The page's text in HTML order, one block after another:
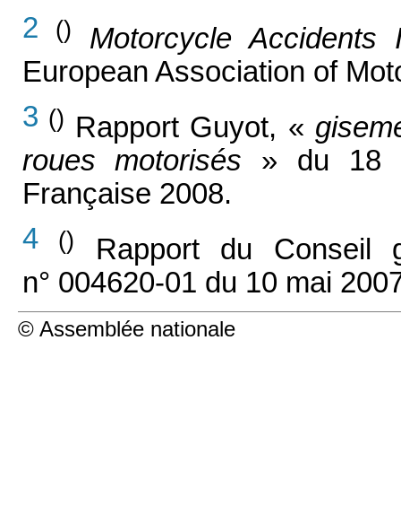
2 ()
Motorcycle
European Association of
3 () Rapport Guyot, «
roues motorisés » du 18
Française 2008.
4()
Rapport du Conseil
n° 004620-01 du 10 mai
© Assemblée nationale